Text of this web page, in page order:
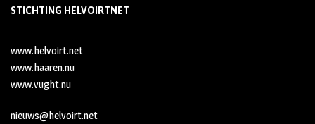
STICHTING HELVOIRTNET
www.helvoirt.net
www.haaren.nu
www.vught.nu
nieuws@helvoirt.net